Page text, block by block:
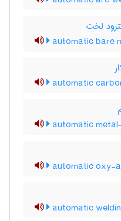
لخت
automatic bare
automatic
automatic
automatic oxy-
automatic